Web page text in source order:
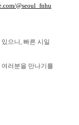
@seoul_fnhu
으니, 빠른 시일
러분을 만나기를